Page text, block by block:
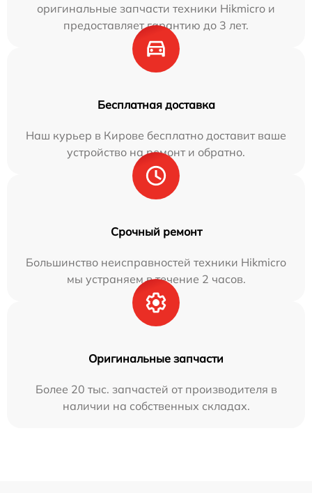
оригинальные запчасти техники Hikmicro и
предоставляет гарантию до 3 лет.
Бесплатная доставка
Наш курьер в Кирове бесплатно доставит ваше
устройство на ремонт и обратно.
Срочный ремонт
Большинство неисправностей техники Hikmicro
мы устраняем в течение 2 часов.
Оригинальные запчасти
Более 20 тыс. запчастей от производителя в
наличии на собственных складах.